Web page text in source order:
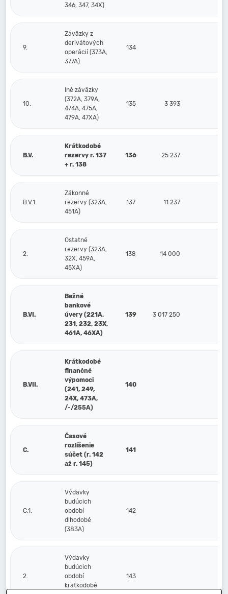
346, 347, 34X)
9.
Záväzky z
derivátových
operácií (373A,
377A)
134
10.
Iné záväzky
(372A, 379A,
474A, 475A,
479A, 47XA)
135 3 393
B.V.
Krátkodobé
rezervy r. 137
+ r. 138
136 25 237
B.V.1.
Zákonné
rezervy (323A,
451A)
137 11 237
2.
Ostatné
rezervy (323A,
32X, 459A,
45XA)
138 14 000
B.VI.
Bežné
bankové
úvery (221A,
231, 232, 23X,
461A, 46XA)
139 3 017 250
B.VII.
Krátkodobé
finančné
výpomoci
(241, 249,
24X, 473A,
/-/255A)
140
C.
Časové
rozlíšenie
súčet (r. 142
až r. 145)
141
C.1.
Výdavky
budúcich
období
dlhodobé
(383A)
142
2.
Výdavky
budúcich
období
kratkodobé
143